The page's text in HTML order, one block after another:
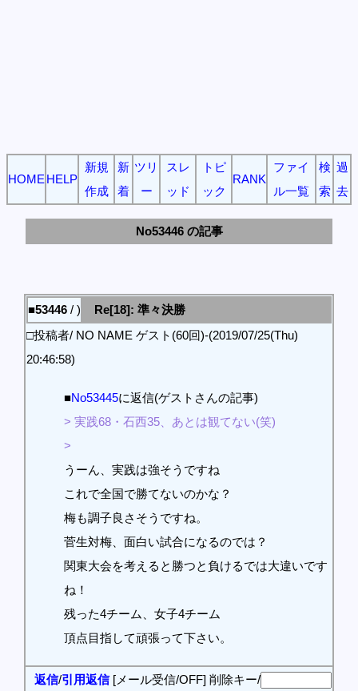
HOME HELP
新規
作成
新
着
ツリ
ー
スレ
ッド
トピ
ック
RANK
ファイ
ル一覧
検
索
過
去
No53446 の記事
■53446 / )
Re[18]: 準々決勝
□投稿者/ NO NAME ゲスト(60回)-(2019/07/25(Thu)
20:46:58)
■No53445に返信(ゲストさんの記事)
> 実践68・石西35、あとは観てない(笑)
>
うーん、実践は強そうですね
これで全国で勝てないのかな？
梅も調子良さそうですね。
菅生対梅、面白い試合になるのでは？
関東大会を考えると勝つと負けるでは大違いです
ね！
残った4チーム、女子4チーム
頂点目指して頑張って下さい。
返信/引用返信[メール受信/OFF] 削除キー/